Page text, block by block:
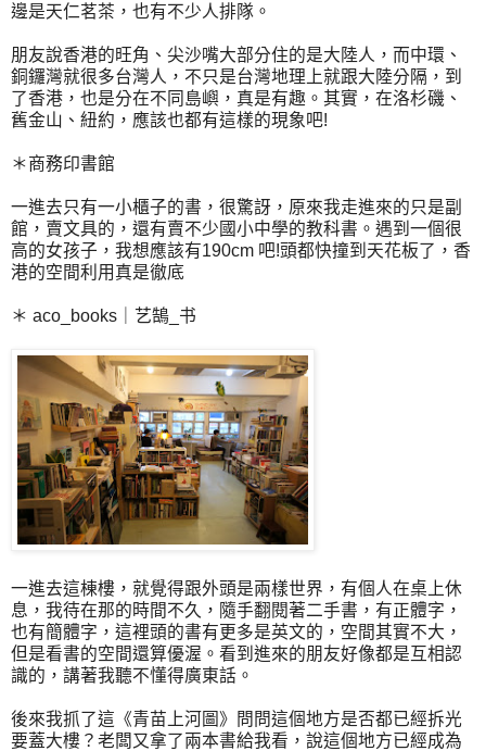
邊是天仁茗茶，也有不少人排隊。
朋友說香港的旺角、尖沙嘴大部分住的是大陸人，而中環、
銅鑼灣就很多台灣人，不只是台灣地理上就跟大陸分隔，到
了香港，也是分在不同島嶼，真是有趣。其實，在洛杉磯、
舊金山、紐約，應該也都有這樣的現象吧!
＊商務印書館
一進去只有一小櫃子的書，很驚訝，原來我走進來的只是副
館，賣文具的，還有賣不少國小中學的教科書。遇到一個很
高的女孩子，我想應該有190cm 吧!頭都快撞到天花板了，香
港的空間利用真是徹底
＊ aco_books｜艺鵠_书
一進去這棟樓，就覺得跟外頭是兩樣世界，有個人在桌上休
息，我待在那的時間不久，隨手翻閱著二手書，有正體字，
也有簡體字，這裡頭的書有更多是英文的，空間其實不大，
但是看書的空間還算優渥。看到進來的朋友好像都是互相認
識的，講著我聽不懂得廣東話。
後來我抓了這《青苗上河圖》問問這個地方是否都已經拆光
要蓋大樓？老闆又拿了兩本書給我看，說這個地方已經成為